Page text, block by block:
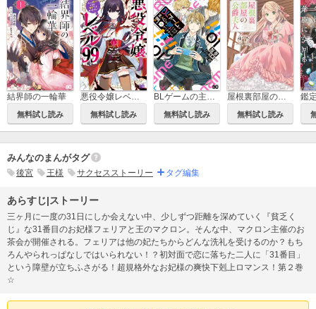
結界師の一輪華
無料試し読み
悪役令嬢レベル99 ～私は裏ボスですが魔王ではありません～
無料試し読み
BLゲームの主人公の弟であることに気がつきました
無料試し読み
屋根裏部屋の公爵夫人
無料試し読み
みんなのまんがタグ
後宮 王様 サクセスストーリー タグ編集
あらすじ|ストーリー
三ヶ月に一度の31日にしか会えない中、少しずつ距離を深めていく『貧乏く
じ』な31番目のお妃様フェリアと王のマクロン。そんな中、マクロン主催のお
茶会が開催される。フェリアは他の妃たちからどんな洗礼を受けるのか？もち
ろんやられっぱなしではいられない！？初対面で恋に落ちた二人に「31番目」
という障壁が立ちふさがる！超規格外なお妃様の爽快下剋上ロマンス！第２巻
☆